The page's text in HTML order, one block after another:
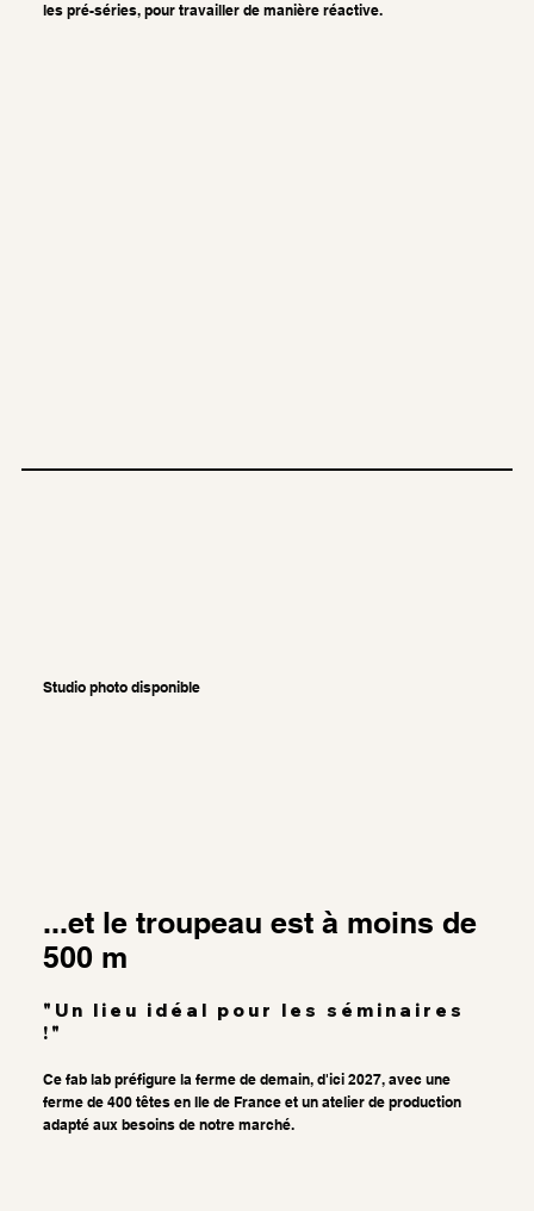
les pré-séries, pour travailler de manière réactive.
Studio photo disponible
...et le troupeau est à moins de
500 m
"Un lieu idéal pour les séminaires
!"
Ce fab lab préfigure la ferme de demain, d'ici 2027, avec une
ferme de 400 têtes en Ile de France et un atelier de production
adapté aux besoins de notre marché.